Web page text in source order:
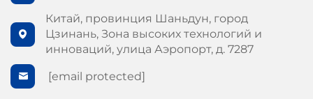
Китай, провинция Шаньдун, город
Цзинань, Зона высоких технологий и
инноваций, улица Аэропорт, д. 7287
[email protected]